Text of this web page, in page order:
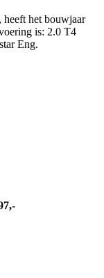
heeft het bouwjaar
is: 2.0 T4
Eng.